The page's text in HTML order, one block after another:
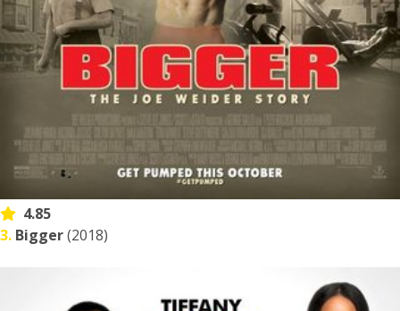
4.85
3. Bigger(2018)